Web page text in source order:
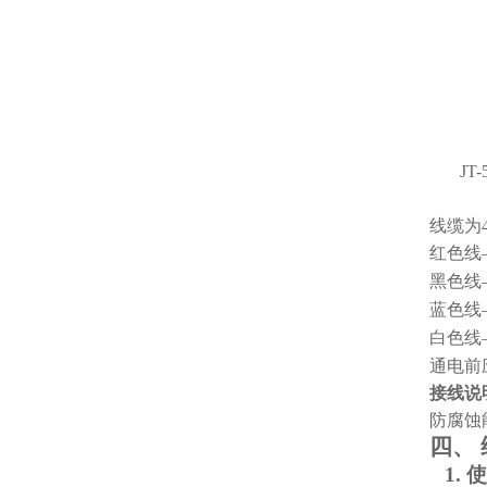
JT-
线缆为
红色线
黑色线
蓝色
白色
通电前
接线说
防腐蚀
四、
1.